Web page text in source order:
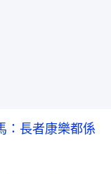
：長者康樂都係